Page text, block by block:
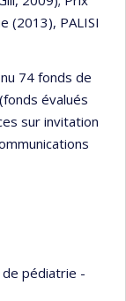
(2013), PALISI
74 fonds de
évalués
sur invitation
de pédiatrie -